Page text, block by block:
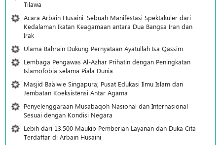
Tilawa
Acara Arbain Husaini: Sebuah Manifestasi Spektakuler dari
Kedalaman Ikatan Keagamaan antara Dua Bangsa Iran dan
Irak
Ulama Bahrain Dukung Pernyataan Ayatullah Isa Qassim
Lembaga Pengawas Al-Azhar Prihatin dengan Peningkatan
Islamofobia selama Piala Dunia
Masjid Ba`alwie Singapura; Pusat Edukasi Ilmu Islam dan
Jembatan Koeksistensi Antar Agama
Penyelenggaraan Musabaqoh Nasional dan Internasional
Sesuai dengan Kondisi Negara
Lebih dari 13.500 Maukib Pemberian Layanan dan Duka Cita
Terdaftar di Arbain Husaini